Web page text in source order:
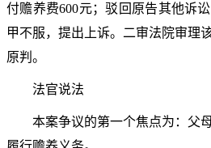
付赡养费600元；驳回原告其他诉
甲不服，提出上诉。二审法院审理
原判。
法官说法
本案争议的第一个焦点为：父母